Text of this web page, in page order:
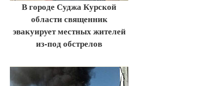
В городе Суджа Курской
области священник
эвакуирует местных жителей
из-под обстрелов